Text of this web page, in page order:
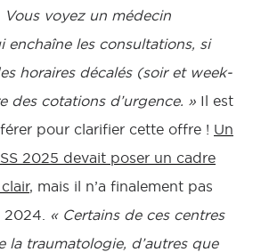
Vous voyez un médecin
enchaîne les consultations, si
horaires décalés (soir et week-
des cotations d’urgence. » Il est
pour clarifier cette offre ! Un
2025 devait poser un cadre
, mais il n’a finalement pas
« Certains de ces centres
la traumatologie, d’autres que